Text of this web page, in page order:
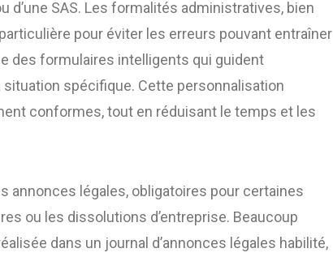
d’une SAS. Les formalités administratives, bien
pour éviter les erreurs pouvant entraîner
des formulaires intelligents qui guident
situation spécifique. Cette personnalisation
conformes, tout en réduisant le temps et les
annonces légales, obligatoires pour certaines
ou les dissolutions d’entreprise. Beaucoup
dans un journal d’annonces légales habilité,